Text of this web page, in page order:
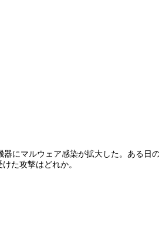
にマルウェア感染が拡大した。ある日
た攻撃はどれか。